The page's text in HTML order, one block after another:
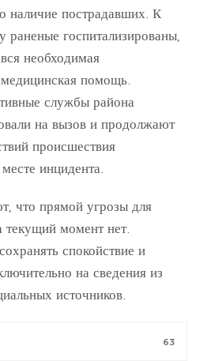
63
наличие пострадавших. К
госпитализированы,
необходимая
помощь.
службы района
на вызов и продолжают
происшествия
инцидента.
что прямой угрозы для
текущий момент нет.
спокойствие и
на сведения из
источников.